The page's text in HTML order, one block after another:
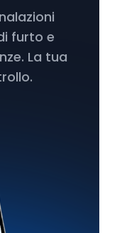
furto e
La tua